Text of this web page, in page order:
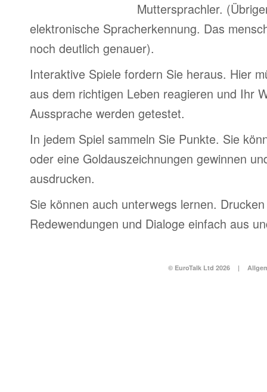
Muttersprachler.
elektronische Spracherkennung. Das
noch deutlich genauer).
Interaktive Spiele fordern Sie heraus. Hier
aus dem richtigen Leben reagieren und Ihr
Aussprache werden getestet.
In jedem Spiel sammeln Sie Punkte. Sie
oder eine Goldauszeichnungen gewinnen
ausdrucken.
Sie können auch unterwegs lernen.
Redewendungen und Dialoge einfach aus
© EuroTalk Ltd 2026 |